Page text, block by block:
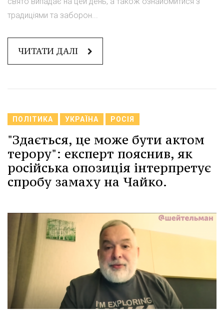
традиціями та заборон...
ЧИТАТИ ДАЛІ
ПОЛІТИКА УКРАЇНА РОСІЯ
"Здається, це може бути актом
терору": експерт пояснив, як
російська опозиція інтерпретує
спробу замаху на Чайко.